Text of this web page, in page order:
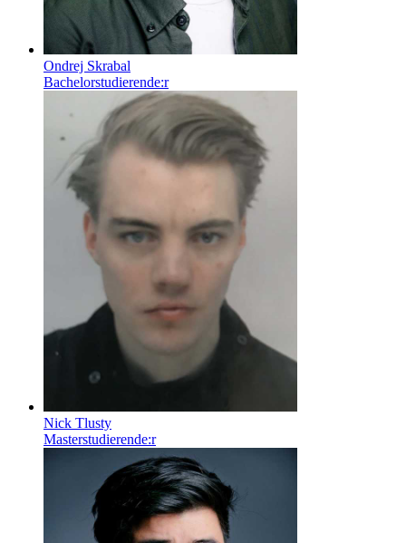
Ondrej Skrabal
Bachelorstudierende:r
Nick Tlusty
Masterstudierende:r